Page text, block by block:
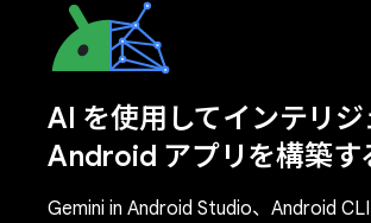
AI を使用してインテリ
Android アプリを構築す
Gemini in Android Studio、Android